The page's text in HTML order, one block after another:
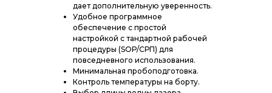
дает дополнительную уверенность.
Удобное программное
обеспечение с простой
настройкой с тандартной рабочей
процедуры (SOP/СРП) для
повседневного использования.
Минимальная пробоподготовка.
Контроль температуры на борту.